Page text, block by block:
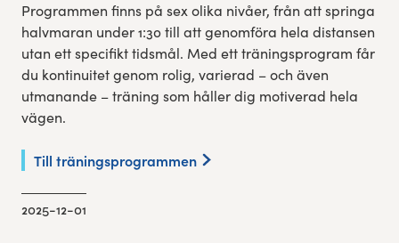
Programmen finns på sex olika nivåer, från att springa
halvmaran under 1:30 till att genomföra hela distansen
utan ett specifikt tidsmål. Med ett träningsprogram får
du kontinuitet genom rolig, varierad – och även
utmanande – träning som håller dig motiverad hela
vägen.
Till träningsprogrammen
2025-12-01